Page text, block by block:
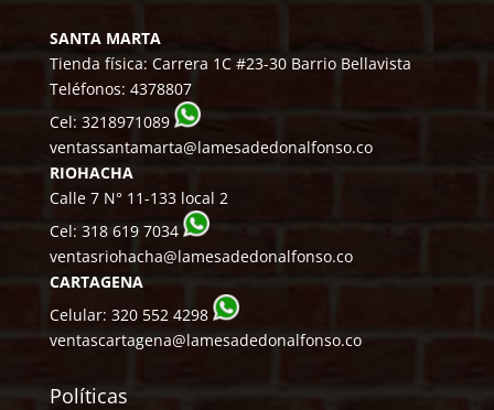
SANTA MARTA
Tienda física: Carrera 1C #23-30 Barrio Bellavista
Teléfonos: 4378807
Cel: 3218971089
ventassantamarta@lamesadedonalfonso.co
RIOHACHA
Calle 7 N° 11-133 local 2
Cel: 318 619 7034
ventasriohacha@lamesadedonalfonso.co
CARTAGENA
Celular: 320 552 4298
ventascartagena@lamesadedonalfonso.co
Políticas